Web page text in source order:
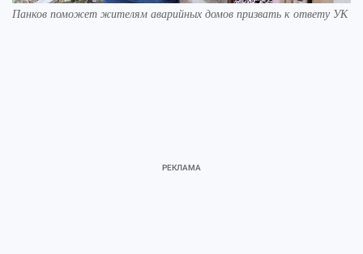
Панков поможет жителям аварийных домов призвать к ответу УК